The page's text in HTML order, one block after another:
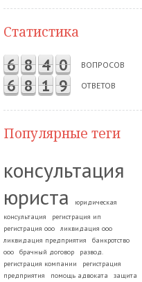
Статистика
6 8 4 0 ВОПРОСОВ
6 8 1 9 ОТВЕТОВ
Популярные теги
консультация
юриста
юридическая
консультация
регистрация ип
регистрация ооо
ликвидация ооо
ликвидация предприятия
банкротство
ооо
брачный договор
развод.
регистрация компании
регистрация
предприятия
помощь адвоката
защита